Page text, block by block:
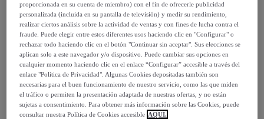
Regístrate y accede a todos los productos visibles
para nuestros miembros.
Identificarme
proporcionada en su cuenta de miembro) con el fin de ofrecerle publicidad
personalizada (incluida en su pantalla de televisión) y medir su rendimiento,
realizar ciertos análisis sobre la actividad de ventas y con fines de lucha contra el
fraude. Puede elegir entre estos diferentes usos haciendo clic en "Configurar" o
rechazar todo haciendo clic en el botón "Continuar sin aceptar". Sus elecciones se
aplican solo a este navegador y/o dispositivo. Puede cambiar sus opciones en
cualquier momento haciendo clic en el enlace “Configurar” accesible a través del
enlace "Política de Privacidad". Algunas Cookies depositadas también son
necesarias para el buen funcionamiento de nuestro servicio, como las que miden
el tráfico o permiten la presentación adaptada de nuestras ofertas, y no están
sujetas a consentimiento. Para obtener más información sobre las Cookies, puede
consultar nuestra Política de Cookies accesible AQUÍ.